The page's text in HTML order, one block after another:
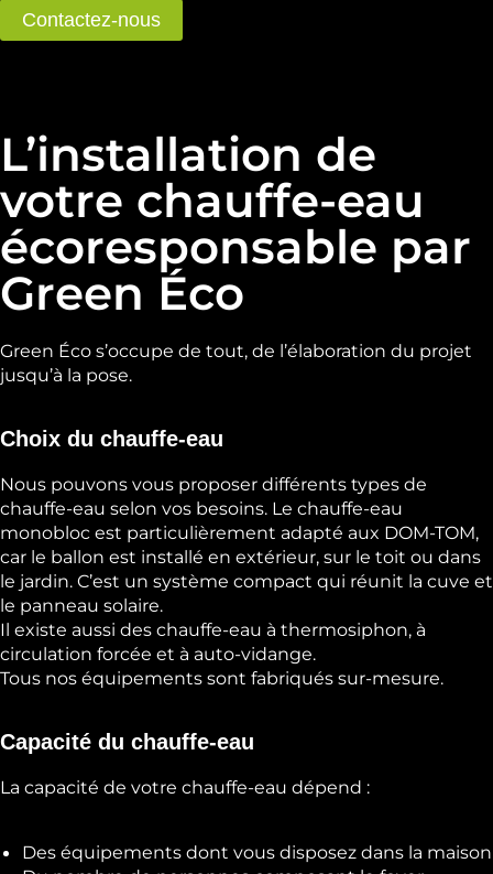
Contactez-nous
L’installation de
votre chauffe-eau
écoresponsable par
Green Éco
Green Éco s’occupe de tout, de l’élaboration du projet
jusqu’à la pose.
Choix du chauffe-eau
Nous pouvons vous proposer différents types de
chauffe-eau selon vos besoins. Le chauffe-eau
monobloc est particulièrement adapté aux DOM-TOM,
car le ballon est installé en extérieur, sur le toit ou dans
le jardin. C’est un système compact qui réunit la cuve et
le panneau solaire.
Il existe aussi des chauffe-eau à thermosiphon, à
circulation forcée et à auto-vidange.
Tous nos équipements sont fabriqués sur-mesure.
Capacité du chauffe-eau
La capacité de votre chauffe-eau dépend :
Des équipements dont vous disposez dans la maison